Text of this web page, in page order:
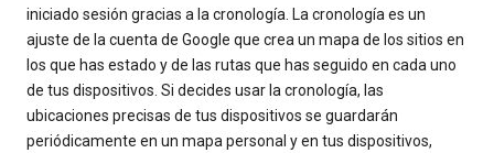
iniciado sesión gracias a la cronología. La cronología es un
ajuste de la cuenta de Google que crea un mapa de los sitios en
los que has estado y de las rutas que has seguido en cada uno
de tus dispositivos. Si decides usar la cronología, las
ubicaciones precisas de tus dispositivos se guardarán
periódicamente en un mapa personal y en tus dispositivos,